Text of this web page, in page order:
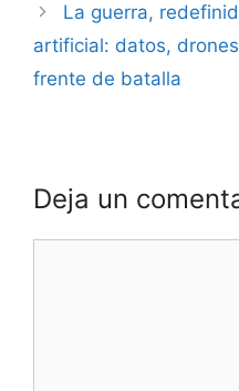
La guerra,
artificial: datos,
frente de batalla
Deja un